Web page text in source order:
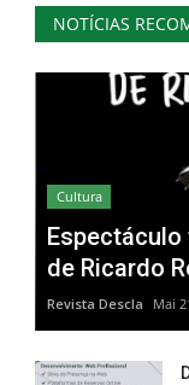
NOTÍCIAS
Cultura
Espectáculo
de Ricardo
Revista Descla Mai